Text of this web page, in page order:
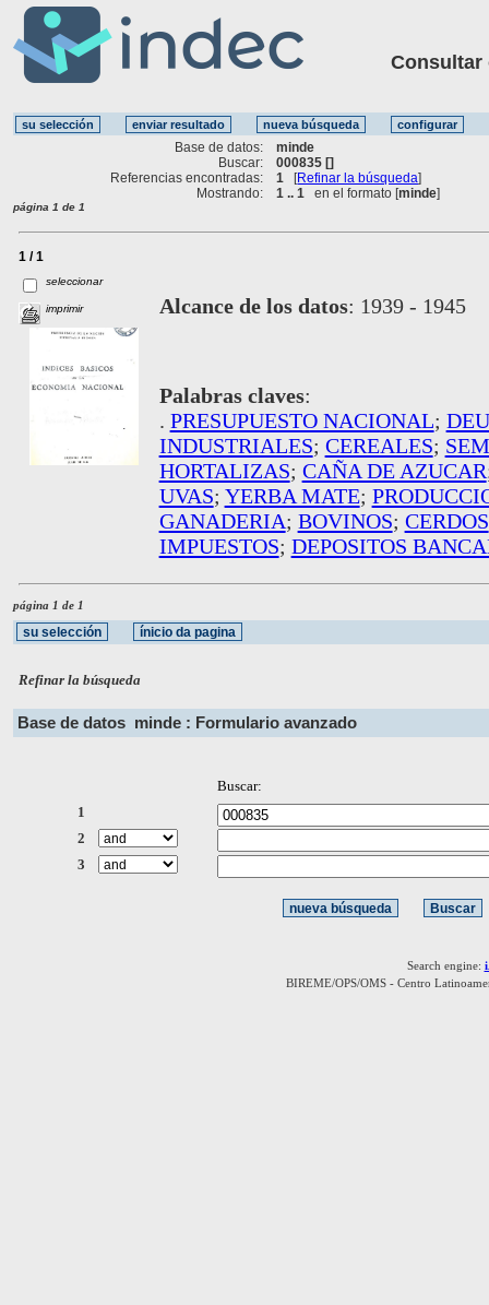
Consultar
Base de datos:
minde
Buscar:
000835 []
Referencias encontradas:
1 [Refinar la búsqueda]
Mostrando:
1 .. 1 en el formato [minde]
página 1 de 1
1 / 1
seleccionar
imprimir Alcance de los datos: 1939 - 1945
Palabras claves:
. PRESUPUESTO NACIONAL;
INDUSTRIALES; CEREALES;
HORTALIZAS; CAÑA DE AZUCAR
UVAS; YERBA MATE;
GANADERIA; BOVINOS; CERDOS
IMPUESTOS; DEPOSITOS
página 1 de 1
Refinar la búsqueda
Base de datos minde : Formulario avanzado
Buscar:
1
2
3
Search engine:
BIREME/OPS/OMS - Centro